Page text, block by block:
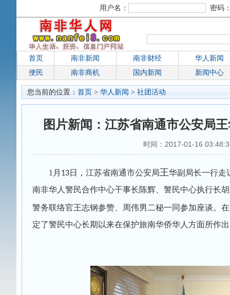
用户名： 密码
首页 南非新闻 南非财经
华人新闻
便民
南非商机 国内新闻 新闻中心
您当前的位置： 首页 > 华人新闻 > 社团活动
图片新闻：江苏省南通市公安局
时间：2017-01-16
1 月 13日，江苏省南通市公安局王华副局长一行走
南非华人警民合作中心干事长陈辉、警民中心执行长
警务联络官王志钢参赞、周伟男二秘一同参加座谈。
定了警民中心长期以来在保护旅南华侨华人方面所作